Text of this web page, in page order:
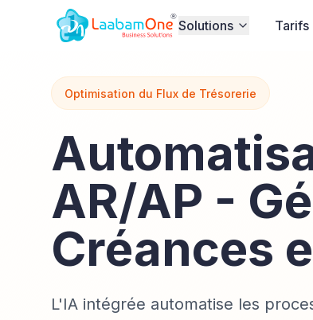
Solutions Tarifs
Optimisation du Flux de Trésorerie
AR/AP -
Créances
L'IA intégrée automatise les